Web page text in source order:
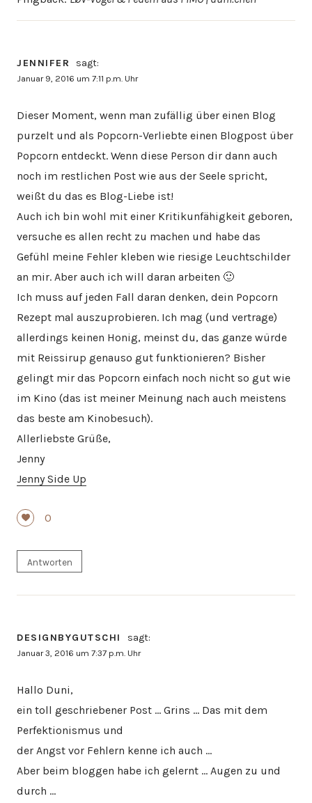
JENNIFER sagt:
Januar 9, 2016 um 7:11 p.m. Uhr
Dieser Moment, wenn man zufällig über einen Blog
purzelt und als Popcorn-Verliebte einen Blogpost über
Popcorn entdeckt. Wenn diese Person dir dann auch
noch im restlichen Post wie aus der Seele spricht,
weißt du das es Blog-Liebe ist!
Auch ich bin wohl mit einer Kritikunfähigkeit geboren,
versuche es allen recht zu machen und habe das
Gefühl meine Fehler kleben wie riesige Leuchtschilder
an mir. Aber auch ich will daran arbeiten 🙂
Ich muss auf jeden Fall daran denken, dein Popcorn
Rezept mal auszuprobieren. Ich mag (und vertrage)
allerdings keinen Honig, meinst du, das ganze würde
mit Reissirup genauso gut funktionieren? Bisher
gelingt mir das Popcorn einfach noch nicht so gut wie
im Kino (das ist meiner Meinung nach auch meistens
das beste am Kinobesuch).
Allerliebste Grüße,
Jenny
Jenny Side Up
0
Antworten
DESIGNBYGUTSCHI sagt:
Januar 3, 2016 um 7:37 p.m. Uhr
Hallo Duni,
ein toll geschriebener Post … Grins … Das mit dem
Perfektionismus und
der Angst vor Fehlern kenne ich auch …
Aber beim bloggen habe ich gelernt … Augen zu und
durch …